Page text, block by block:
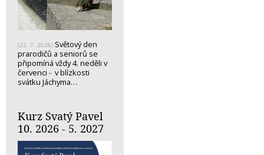
(22. 7. 2026) Světový den
prarodičů a seniorů se
připomíná vždy 4. neděli v
červenci - v blízkosti
svátku Jáchyma…
Kurz Svatý Pavel
10. 2026 - 5. 2027